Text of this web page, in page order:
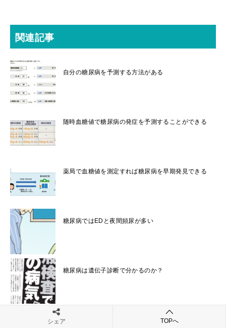
関連記事
自分の糖尿病を予測する方法がある
随時血糖値で糖尿病の発症を予測することができる
薬局で血糖値を測定すれば糖尿病を早期発見できる
糖尿病ではEDと夜間頻尿が多い
糖尿病は遺伝子診断で分かるのか？
糖尿病の疑いを指摘されても受診しない人が2/3も
シェア TOPへ